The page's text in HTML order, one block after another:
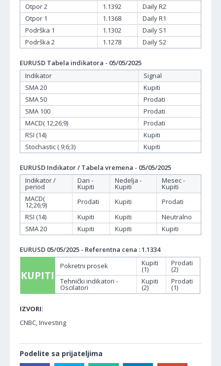
Otpor 2
1.1392
Daily R2
Otpor 1
1.1368
Daily R1
Podrška 1
1.1302
Daily S1
Podrška 2
1.1278 Daily S2
EURUSD Tabela indikatora - 05/05/2025
Indikator
Signal
SMA 20
Kupiti
SMA 50
Prodati
SMA 100
Prodati
MACD( 12;26;9)
Prodati
RSI (14)
Kupiti
Stochastic ( 9;6;3)
Kupiti
EURUSD Indikator / Tabela vremena - 05/05/2025
Indikator /
period
Dan -
Kupiti
Nedelja -
Kupiti
Mesec -
Kupiti
MACD(
12;26;9) Prodati Kupiti
Prodati
RSI (14)
Kupiti Kupiti
Neutralno
SMA 20
Kupiti Kupiti Kupiti
EURUSD 05/05/2025 - Referentna cena : 1.1334
KUPITI
Pokretni prosek Kupiti
(1)
Prodati
(2)
Tehnički indikatori -
Oscilatori
Kupiti
(2)
Prodati
(1)
IZVORI:
CNBC, Investing
Podelite sa prijateljima